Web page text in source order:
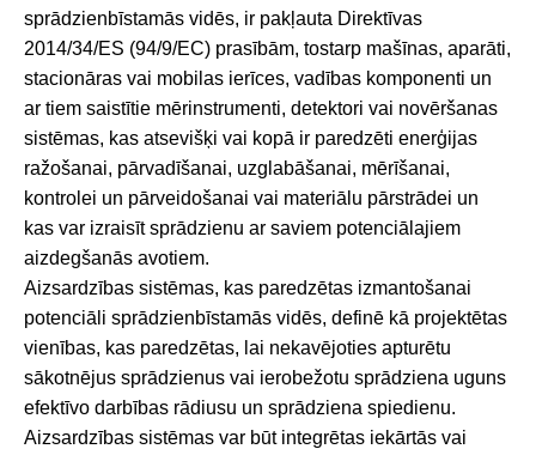
sprādzienbīstamās vidēs, ir pakļauta Direktīvas
2014/34/ES (94/9/EC) prasībām, tostarp mašīnas, aparāti,
stacionāras vai mobilas ierīces, vadības komponenti un
ar tiem saistītie mērinstrumenti, detektori vai novēršanas
sistēmas, kas atsevišķi vai kopā ir paredzēti enerģijas
ražošanai, pārvadīšanai, uzglabāšanai, mērīšanai,
kontrolei un pārveidošanai vai materiālu pārstrādei un
kas var izraisīt sprādzienu ar saviem potenciālajiem
aizdegšanās avotiem.
Aizsardzības sistēmas, kas paredzētas izmantošanai
potenciāli sprādzienbīstamās vidēs, definē kā projektētas
vienības, kas paredzētas, lai nekavējoties apturētu
sākotnējus sprādzienus vai ierobežotu sprādziena uguns
efektīvo darbības rādiusu un sprādziena spiedienu.
Aizsardzības sistēmas var būt integrētas iekārtās vai